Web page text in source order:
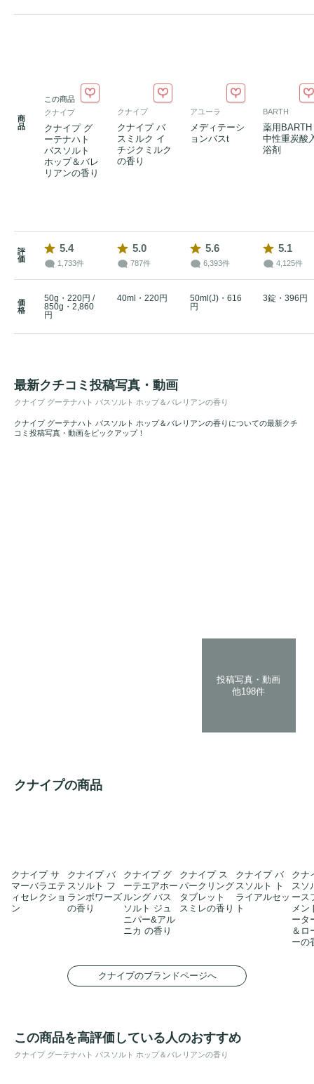
商
品
この商品
クナイプ
クナイプ グ
ーテナハト
バスソルト
ホップ＆バレ
リアンの香り
クナイプ
クナイプ バ
スミルク イ
チジクミルク
の香り
アユーラ
メディテーシ
ョンバスt
BARTH
薬用BARTH
中性重炭酸
浴剤
評
価
5.4
1,733件
5.0
787件
5.6
6,393件
5.1
4,125件
価
格
50g・220円 /
850g・2,860
円
40ml・220円
50ml(J)・616
円
3錠・396円
最新クチコミ投稿写真・動画
クナイプ グーテナハト バスソルト ホップ＆バレリアンの香り
クナイプ グーテナハト バスソルト ホップ＆バレリアンの香りについての最新クチ
コミ投稿写真・動画をピックアップ！
投稿写真・動画
他198件
クナイプの商品
クナイプ サ
マーバラエテ
ィセレクショ
ン
クナイプ バ
スソルト フ
ランボワーズ
の香り
クナイプ グ
ーテエアホー
ルング バス
ソルト ジュ
ニパー&アル
ニカ の香り
クナイプ ス
パークリング
タブレット
スミレの香り
クナイプ バ
スソルト ト
ライアルセッ
ト
クナ
スソ
ース
メン
ータ
＆ロ
ーの
クナイプのブランドページへ
この商品を高評価している人のおすすめ
クナイプ グーテナハト バスソルト ホップ＆バレリアンの香り